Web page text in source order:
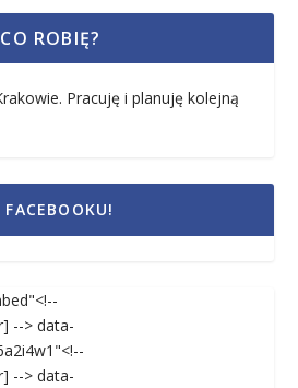
ROBIĘ?
Pracuję i planuję kolejną
--> data-
--> data-